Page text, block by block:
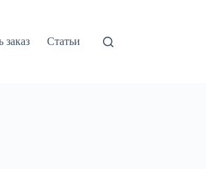
Статьи